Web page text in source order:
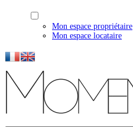
Mon espace propriétaire
Mon espace locataire